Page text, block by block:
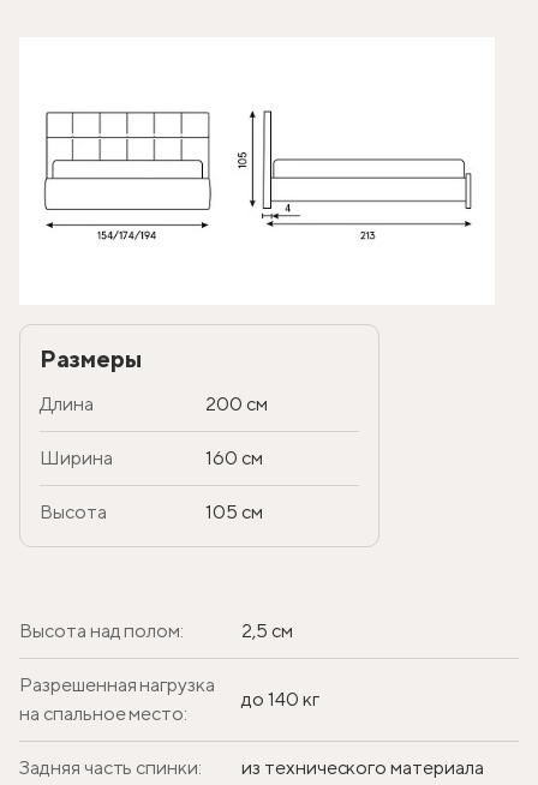
Размеры
Длина 200 см
Ширина 160 см
Высота 105 см
Высота над полом: 2,5 см
Разрешенная нагрузка
на спальное место:
до 140 кг
Задняя часть спинки: из технического материала